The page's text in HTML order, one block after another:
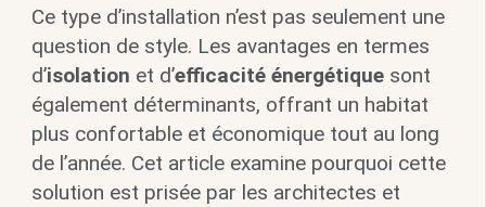
Ce type d’installation n’est pas seulement une
question de style. Les avantages en termes
d’isolation et d’efficacité énergétiquesont
également déterminants, offrant un habitat
plus confortable et économique tout au long
de l’année. Cet article examine pourquoi cette
solution est prisée par les architectes et